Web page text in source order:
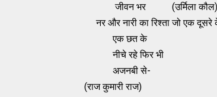
जीवन भर (उर्मिला कौल)
नर और नारी का रिश्ता जो एक दूसरे
एक छत के
नीचे रहे फिर भी
अजनबी से-
(राज कुमारी राज)